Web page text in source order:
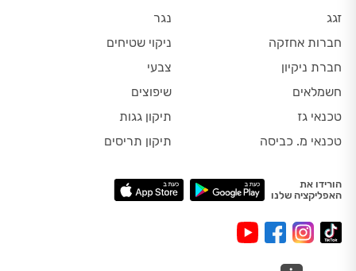
זגג
חברות אחזקה
חברת ניקיון
חשמלאים
טכנאי גז
טכנאי מ. כביסה
נגר
ניקוי שטיחים
צבעי
שיפוצים
תיקון גגות
תיקון תריסים
הורידו את
האפליקציה שלנו